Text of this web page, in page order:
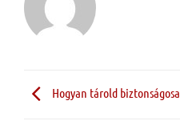
Hogyan tárold